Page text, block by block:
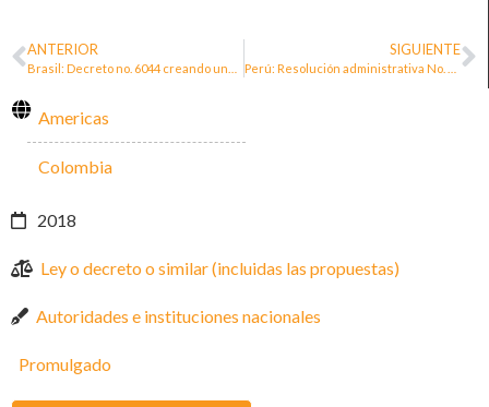
ANTERIOR SIGUIENTE
Americas
Colombia
2018
Ley o decreto o similar (incluidas las propuestas)
Autoridades e instituciones nacionales
Promulgado